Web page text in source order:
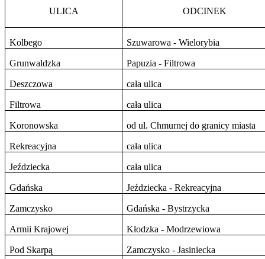
ULICA ODCINEK
Kolbego Szuwarowa - Wielorybia
Grunwaldzka Papuzia - Filtrowa
Deszczowa cała ulica
Filtrowa cała ulica
Koronowska od ul. Chmurnej do granicy miasta
Rekreacyjna cała ulica
Jeździecka cała ulica
Gdańska Jeździecka - Rekreacyjna
Zamczysko Gdańska - Bystrzycka
Armii Krajowej Kłodzka - Modrzewiowa
Pod Skarpą Zamczysko - Jasiniecka